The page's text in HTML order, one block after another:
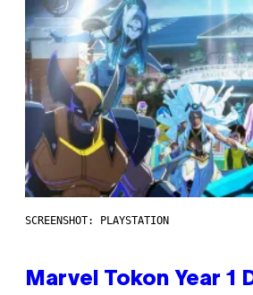
SCREENSHOT: PLAYSTATION
Marvel Tokon Year 1